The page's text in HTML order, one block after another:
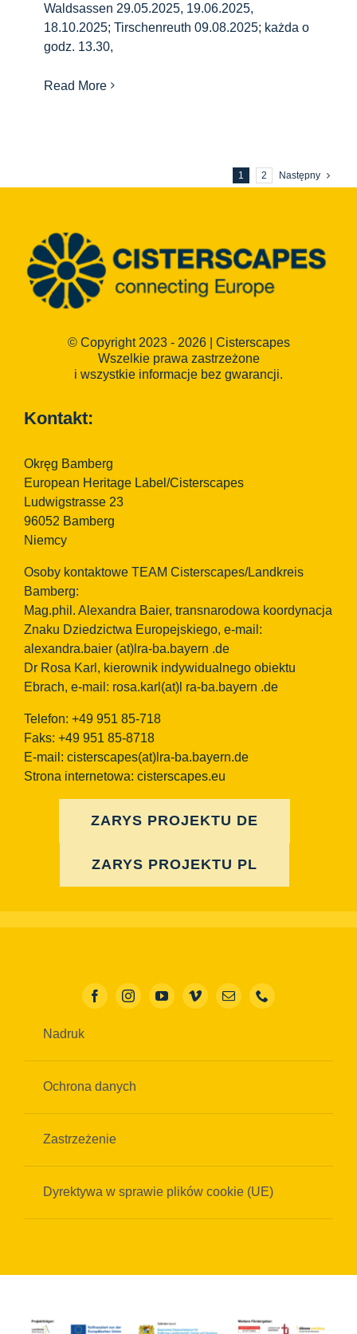
Waldsassen 29.05.2025, 19.06.2025,
18.10.2025; Tirschenreuth 09.08.2025; każda o
godz. 13.30,
Read More
1 2 Następny
© Copyright 2023 - 2026 | Cisterscapes
Wszelkie prawa zastrzeżone
i wszystkie informacje bez gwarancji.
Kontakt:
Okręg Bamberg
European Heritage Label/Cisterscapes
Ludwigstrasse 23
96052 Bamberg
Niemcy
Osoby kontaktowe TEAM Cisterscapes/Landkreis
Bamberg:
Mag.phil. Alexandra Baier, transnarodowa koordynacja
Znaku Dziedzictwa Europejskiego, e-mail:
alexandra.baier (at)lra-ba.bayern .de
Dr Rosa Karl, kierownik indywidualnego obiektu
Ebrach, e-mail: rosa.karl(at)l ra-ba.bayern .de
Telefon: +49 951 85-718
Faks: +49 951 85-8718
E-mail: cisterscapes(at)lra-ba.bayern.de
Strona internetowa: cisterscapes.eu
ZARYS PROJEKTU DE
ZARYS PROJEKTU PL
Nadruk
Ochrona danych
Zastrzeżenie
Dyrektywa w sprawie plików cookie (UE)